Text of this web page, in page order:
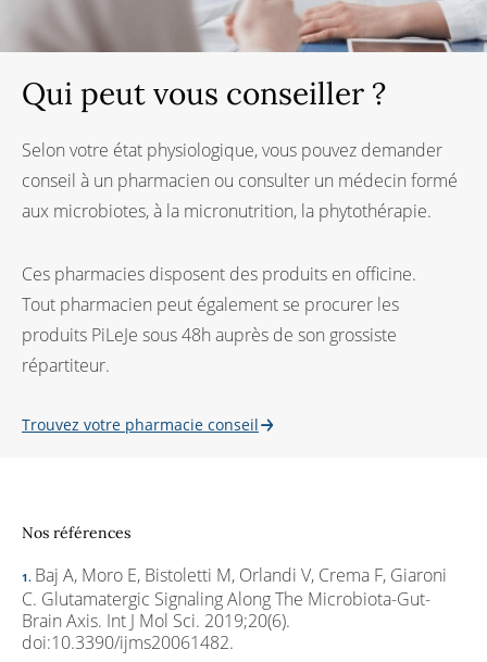
Qui peut vous conseiller ?
Selon votre état physiologique, vous pouvez demander
conseil à un pharmacien ou consulter un médecin formé
aux microbiotes, à la micronutrition, la phytothérapie.
Ces pharmacies disposent des produits en officine.
Tout pharmacien peut également se procurer les
produits PiLeJe sous 48h auprès de son grossiste
répartiteur.
Trouvez votre pharmacie conseil
Nos références
Baj A, Moro E, Bistoletti M, Orlandi V, Crema F, Giaroni
C. Glutamatergic Signaling Along The Microbiota-Gut-
Brain Axis. Int J Mol Sci. 2019;20(6).
doi:10.3390/ijms20061482.